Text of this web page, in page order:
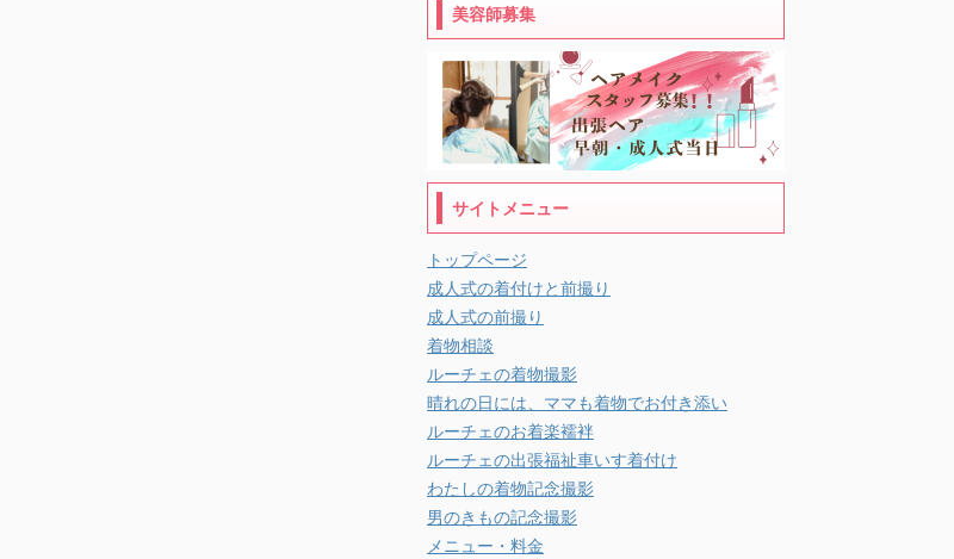
美容師募集
サイトメニュー
トップページ
成人式の着付けと前撮り
成人式の前撮り
着物相談
ルーチェの着物撮影
晴れの日には、ママも着物でお付き添い
ルーチェのお着楽襦袢
ルーチェの出張福祉車いす着付け
わたしの着物記念撮影
男のきもの記念撮影
メニュー・料金